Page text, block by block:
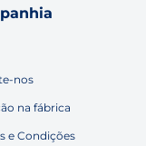
nos
na fábrica
e Condições